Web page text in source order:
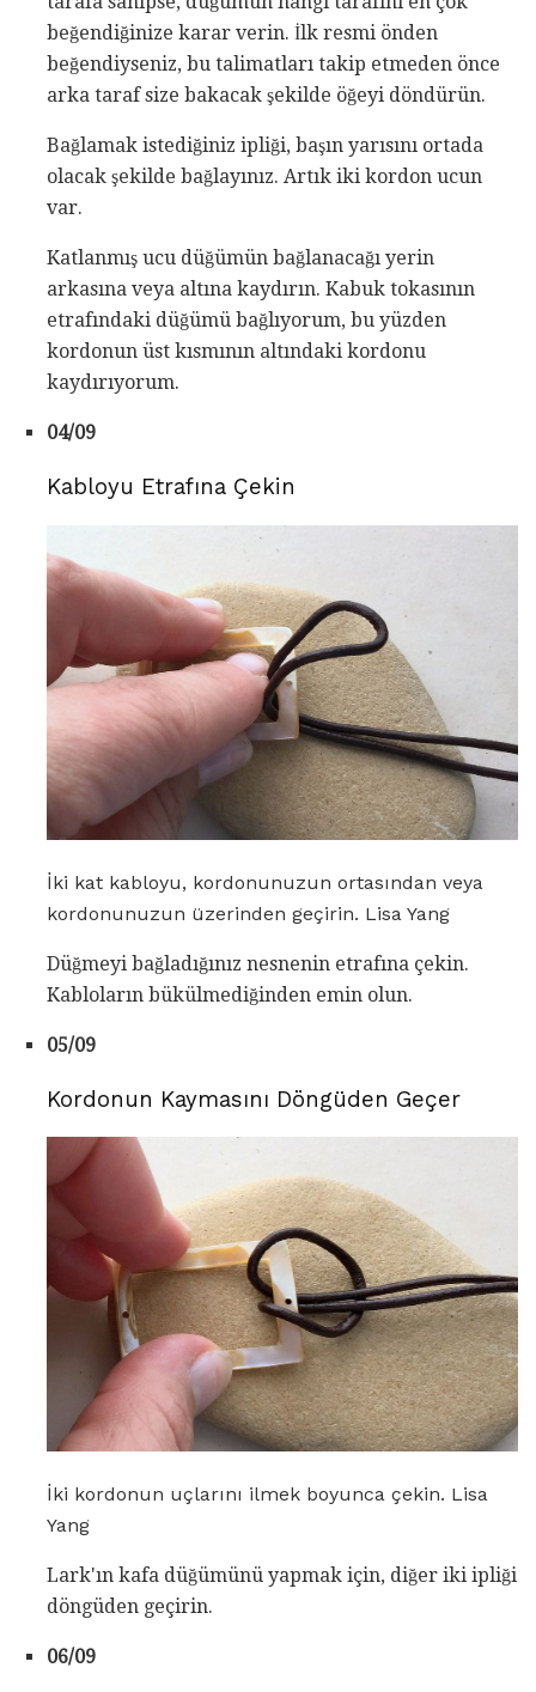
beğendiğinize karar verin. İlk resmi önden
beğendiyseniz, bu talimatları takip etmeden önce
arka taraf size bakacak şekilde öğeyi döndürün.
Bağlamak istediğiniz ipliği, başın yarısını ortada
olacak şekilde bağlayınız. Artık iki kordon ucun
var.
Katlanmış ucu düğümün bağlanacağı yerin
arkasına veya altına kaydırın. Kabuk tokasının
etrafındaki düğümü bağlıyorum, bu yüzden
kordonun üst kısmının altındaki kordonu
kaydırıyorum.
04/09
Kabloyu Etrafına Çekin
İki kat kabloyu, kordonunuzun ortasından veya
kordonunuzun üzerinden geçirin. Lisa Yang
Düğmeyi bağladığınız nesnenin etrafına çekin.
Kabloların bükülmediğinden emin olun.
05/09
Kordonun Kaymasını Döngüden Geçer
İki kordonun uçlarını ilmek boyunca çekin. Lisa
Yang
Lark'ın kafa düğümünü yapmak için, diğer iki ipliği
döngüden geçirin.
06/09